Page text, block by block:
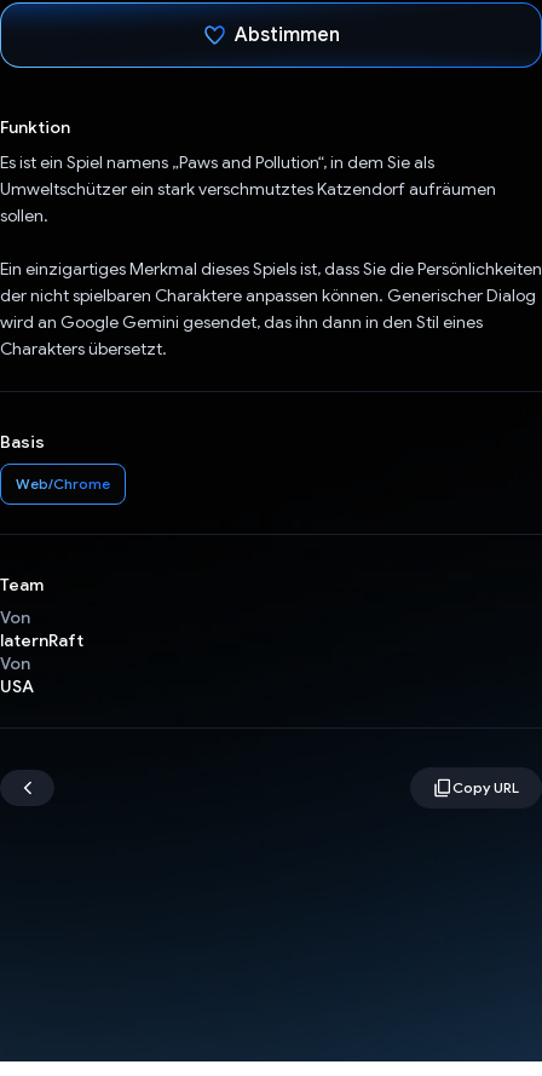
Abstimmen
Funktion
Es ist ein Spiel namens „Paws and Pollution“, in dem Sie als
Umweltschützer ein stark verschmutztes Katzendorf aufräumen
sollen.
Ein einzigartiges Merkmal dieses Spiels ist, dass Sie die Persönlichkeiten
der nicht spielbaren Charaktere anpassen können. Generischer Dialog
wird an Google Gemini gesendet, das ihn dann in den Stil eines
Charakters übersetzt.
Basis
Web/Chrome
Team
Von
laternRaft
Von
USA